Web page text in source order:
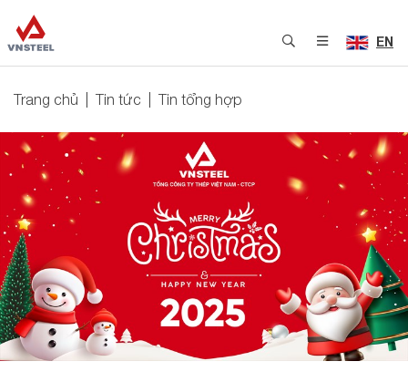
EN
Trang chủ Tin tức Tin tổng hợp